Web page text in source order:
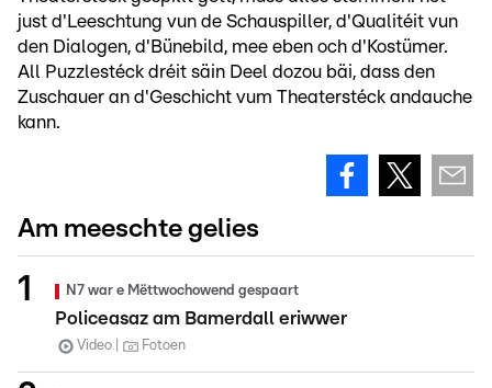
just d'Leeschtung vun de Schauspiller, d'Qualitéit vun
den Dialogen, d'Bünebild, mee eben och d'Kostümer.
All Puzzlestéck dréit säin Deel dozou bäi, dass den
Zuschauer an d'Geschicht vum Theaterstéck andauche
kann.
Am meeschte gelies
N7 war e Mëttwochowend gespaart
Policeasaz am Bamerdall eriwwer
Video Fotoen